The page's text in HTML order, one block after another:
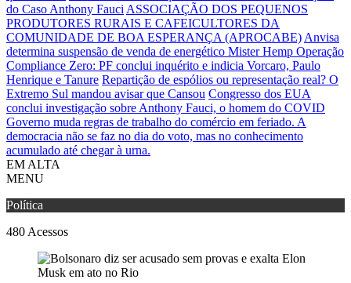
do Caso Anthony Fauci ASSOCIAÇÃO DOS PEQUENOS
PRODUTORES RURAIS E CAFEICULTORES DA
COMUNIDADE DE BOA ESPERANÇA (APROCABE) Anvisa
determina suspensão de venda de energético Mister Hemp Operação
Compliance Zero: PF conclui inquérito e indicia Vorcaro, Paulo
Henrique e Tanure Repartição de espólios ou representação real? O
Extremo Sul mandou avisar que Cansou Congresso dos EUA
conclui investigação sobre Anthony Fauci, o homem do COVID
Governo muda regras de trabalho do comércio em feriado. A
democracia não se faz no dia do voto, mas no conhecimento
acumulado até chegar à urna.
EM ALTA
MENU
Política
480 Acessos